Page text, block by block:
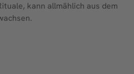
kann allmählich aus dem